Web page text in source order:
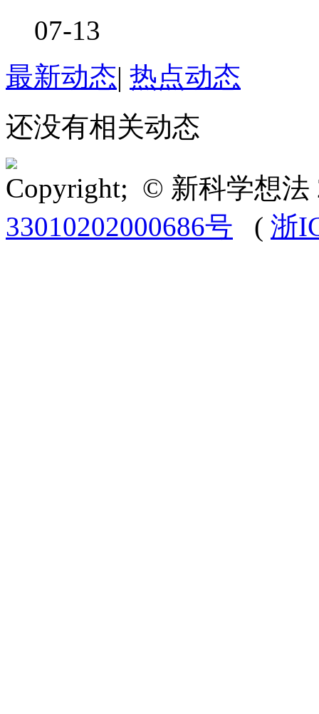
07-13
最新动态| 热点动态
还没有相关动态
Copyright; © 新科学想
33010202000686号 ( 浙